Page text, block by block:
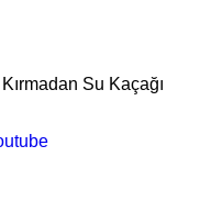
Su Kaçağı